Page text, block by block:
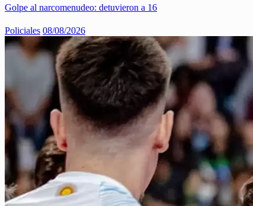
Golpe al narcomenudeo: detuvieron a 16
Policiales 08/08/2026